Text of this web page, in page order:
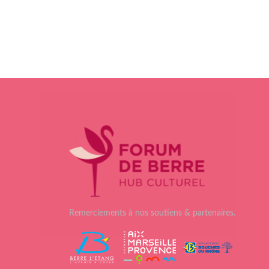
Remerciements à nos soutiens & partenaires.